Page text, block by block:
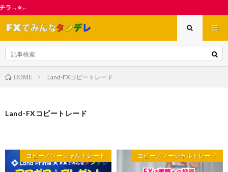
HOME Land-FXコピートレード
Land-FXコピートレード
コピー／ソーシャルトレード コピー／ソーシャルトレード